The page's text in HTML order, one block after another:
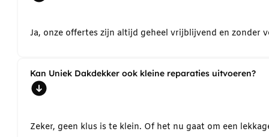
Ja, onze offertes zijn altijd geheel vrijblijvend en
Kan Uniek Dakdekker ook kleine reparaties uitvoeren?
Zeker, geen klus is te klein. Of het nu gaat om een